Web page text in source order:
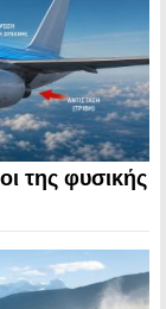
της φυσικής